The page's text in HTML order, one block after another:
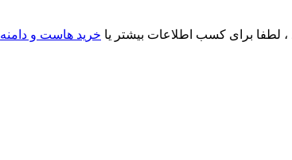
لطفا برای کسب اطلاعات بیشتر یا خرید هاست و دامنه